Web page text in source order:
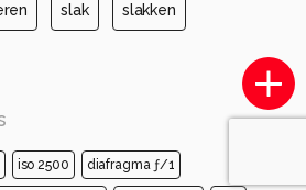
slak slakken
iso 2500 diafragma ƒ/1